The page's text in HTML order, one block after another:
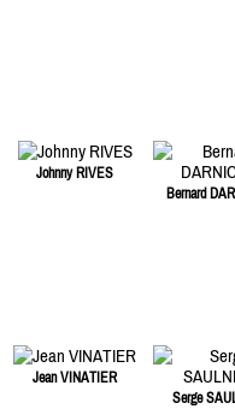
Johnny RIVES
Bernard
Jean VINATIER
Serge